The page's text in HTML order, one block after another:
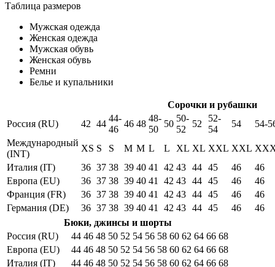
Таблица размеров
Мужская одежда
Женская одежда
Мужская обувь
Женская обувь
Ремни
Белье и купальники
Сорочки и рубашки
Россия (RU)
42 44
44-
46
46 48
48-
50
50
50-
52
52
52-
54
54
54-
Международный
(INT)
XS S S M M L L XL XL XXL XXL
Италия (IT)
36 37 38 39 40 41 42 43 44 45 46
46
Европа (EU)
36 37 38 39 40 41 42 43 44 45 46
46
Франция (FR)
36 37 38 39 40 41 42 43 44 45 46
46
Германия (DE)
36 37 38 39 40 41 42 43 44 45 46
46
Бюки, джинсы и шорты
Россия (RU)
44 46 48 50 52 54 56 58 60 62 64 66 68
Европа (EU)
44 46 48 50 52 54 56 58 60 62 64 66 68
Италия (IT)
44 46 48 50 52 54 56 58 60 62 64 66 68